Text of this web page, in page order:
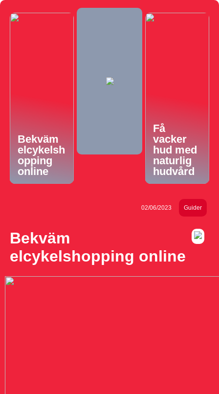
Bekväm
elcykelsh
opping
online
Få
vacker
hud med
naturlig
hudvård
02/06/2023 Guider
Bekväm
elcykelshopping online